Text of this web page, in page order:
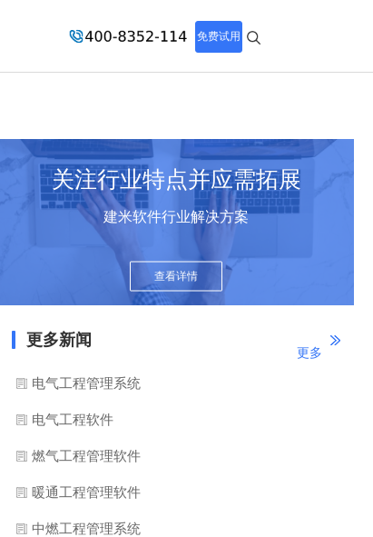
免费试用
关注行业特点并应需拓展
建米软件行业解决方案
查看详情
更多新闻
更多
电气工程管理系统
电气工程软件
燃气工程管理软件
暖通工程管理软件
中燃工程管理系统